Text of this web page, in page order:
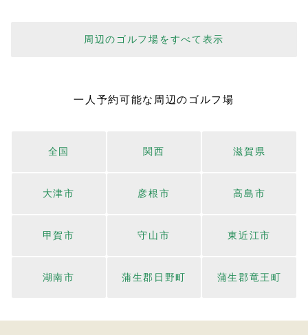
周辺のゴルフ場をすべて表示
一人予約可能な周辺のゴルフ場
全国 関西 滋賀県
大津市 彦根市 高島市
甲賀市 守山市 東近江市
湖南市 蒲生郡日野町 蒲生郡竜王町